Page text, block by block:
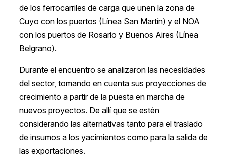
de los ferrocarriles de carga que unen la zona de
Cuyo con los puertos (Línea San Martín) y el NOA
con los puertos de Rosario y Buenos Aires (Línea
Belgrano).
Durante el encuentro se analizaron las necesidades
del sector, tomando en cuenta sus proyecciones de
crecimiento a partir de la puesta en marcha de
nuevos proyectos. De allí que se estén
considerando las alternativas tanto para el traslado
de insumos a los yacimientos como para la salida de
las exportaciones.